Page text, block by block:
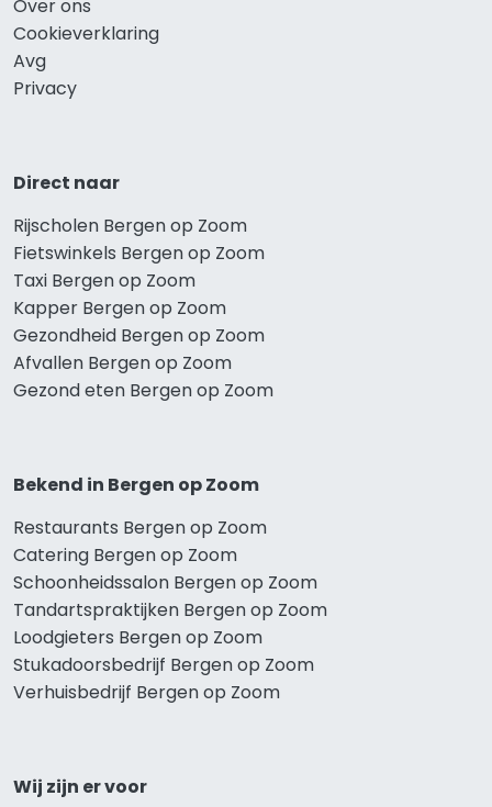
Over ons
Cookieverklaring
Avg
Privacy
Direct naar
Rijscholen Bergen op Zoom
Fietswinkels Bergen op Zoom
Taxi Bergen op Zoom
Kapper Bergen op Zoom
Gezondheid Bergen op Zoom
Afvallen Bergen op Zoom
Gezond eten Bergen op Zoom
Bekend in Bergen op Zoom
Restaurants Bergen op Zoom
Catering Bergen op Zoom
Schoonheidssalon Bergen op Zoom
Tandartspraktijken Bergen op Zoom
Loodgieters Bergen op Zoom
Stukadoorsbedrijf Bergen op Zoom
Verhuisbedrijf Bergen op Zoom
Wij zijn er voor